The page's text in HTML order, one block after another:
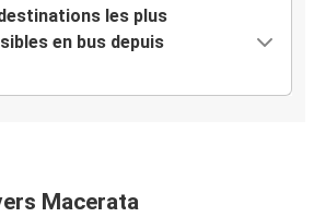
les plus
en bus depuis
Macerata